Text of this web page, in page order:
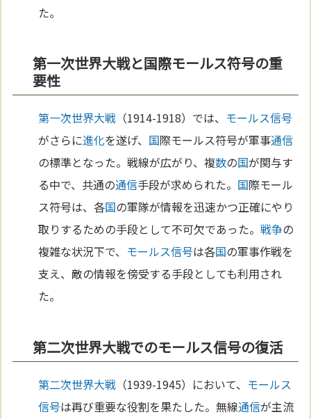
た。
第一次世界大戦と国際モールス符号の重
要性
第一次世界大戦 （1914-1918）では、 モールス信号
がさらに進化を遂げ、 国際モールス符号が軍事通信
の標準となった。戦線が広がり、複数の国が関与す
る中で、共通の通信手段が求められた。 国際モール
ス符号は、各国の軍隊が情報を迅速かつ正確にやり
取りするための手段として不可欠であった。戦争の
複雑な状況下で、 モールス信号は各国の軍事作戦を
支え、敵の情報を傍受する手段としても利用され
た。
第二次世界大戦でのモールス信号の復活
第二次世界大戦 （1939-1945）において、 モールス
信号は再び重要な役割を果たした。無線通信が主流